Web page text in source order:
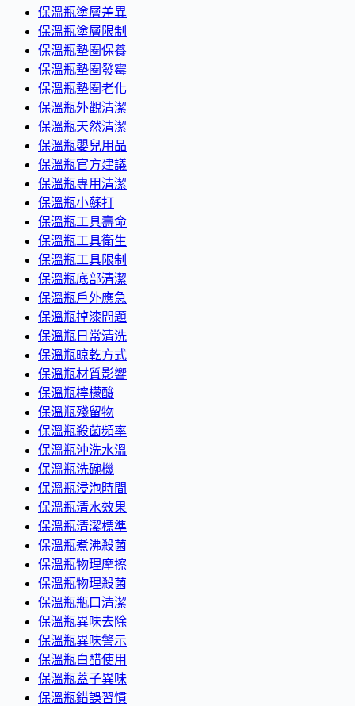
保溫瓶塗層差異
保溫瓶塗層限制
保溫瓶墊圈保養
保溫瓶墊圈發霉
保溫瓶墊圈老化
保溫瓶外觀清潔
保溫瓶天然清潔
保溫瓶嬰兒用品
保溫瓶官方建議
保溫瓶專用清潔
保溫瓶小蘇打
保溫瓶工具壽命
保溫瓶工具衛生
保溫瓶工具限制
保溫瓶底部清潔
保溫瓶戶外應急
保溫瓶掉漆問題
保溫瓶日常清洗
保溫瓶晾乾方式
保溫瓶材質影響
保溫瓶檸檬酸
保溫瓶殘留物
保溫瓶殺菌頻率
保溫瓶沖洗水溫
保溫瓶洗碗機
保溫瓶浸泡時間
保溫瓶清水效果
保溫瓶清潔標準
保溫瓶煮沸殺菌
保溫瓶物理摩擦
保溫瓶物理殺菌
保溫瓶瓶口清潔
保溫瓶異味去除
保溫瓶異味警示
保溫瓶白醋使用
保溫瓶蓋子異味
保溫瓶錯誤習慣